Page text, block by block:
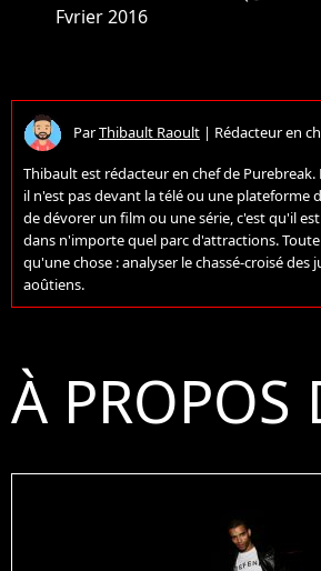
Fvrier 2016
ParThibault Raoult | Rédacteur en
Thibault est rédacteur en chef de Purebreak.
il n'est pas devant la télé ou une plateforme
de dévorer un film ou une série, c'est qu'il
dans n'importe quel parc d'attractions.
qu'une chose : analyser le chassé-croisé des
aoûtiens.
À PROPOS